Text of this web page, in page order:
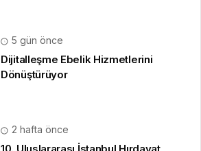
5 gün önce
Dijitalleşme Ebelik Hizmetlerini
Dönüştürüyor
2 hafta önce